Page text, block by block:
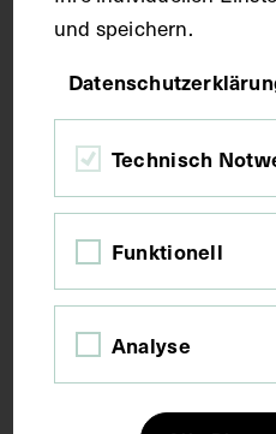
Bildmaß inkl. Untergrund
Kurzbeschreibung
Fotograf:in unbekannt.
Allgemeinmedizin
und speichern.
Technisch
Funktionell
Analyse